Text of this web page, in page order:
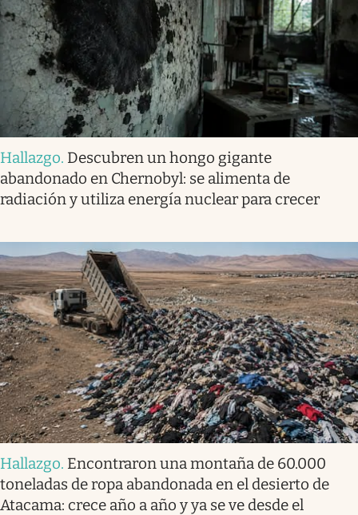
Hallazgo. Descubren un hongo gigante
abandonado en Chernobyl: se alimenta de
radiación y utiliza energía nuclear para crecer
Hallazgo. Encontraron una montaña de 60.000
toneladas de ropa abandonada en el desierto de
Atacama: crece año a año y ya se ve desde el